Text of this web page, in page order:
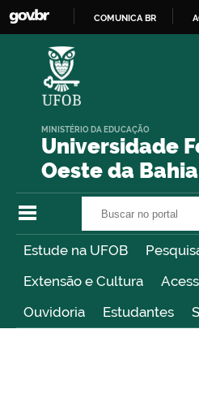
COMUNICA BR
Universidade
Oeste da Bahia
MINISTÉRIO DA EDUCAÇÃO
Estude na UFOB
Extensão e Cultura
Ouvidoria
Estudantes